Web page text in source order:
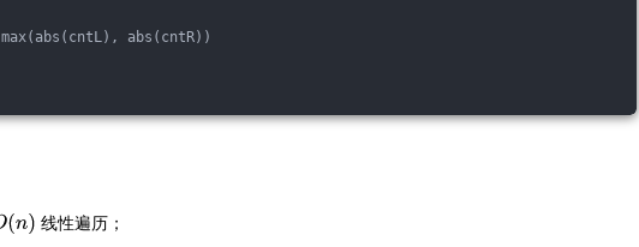
max(abs(cntL), abs(cntR))
线性遍历；